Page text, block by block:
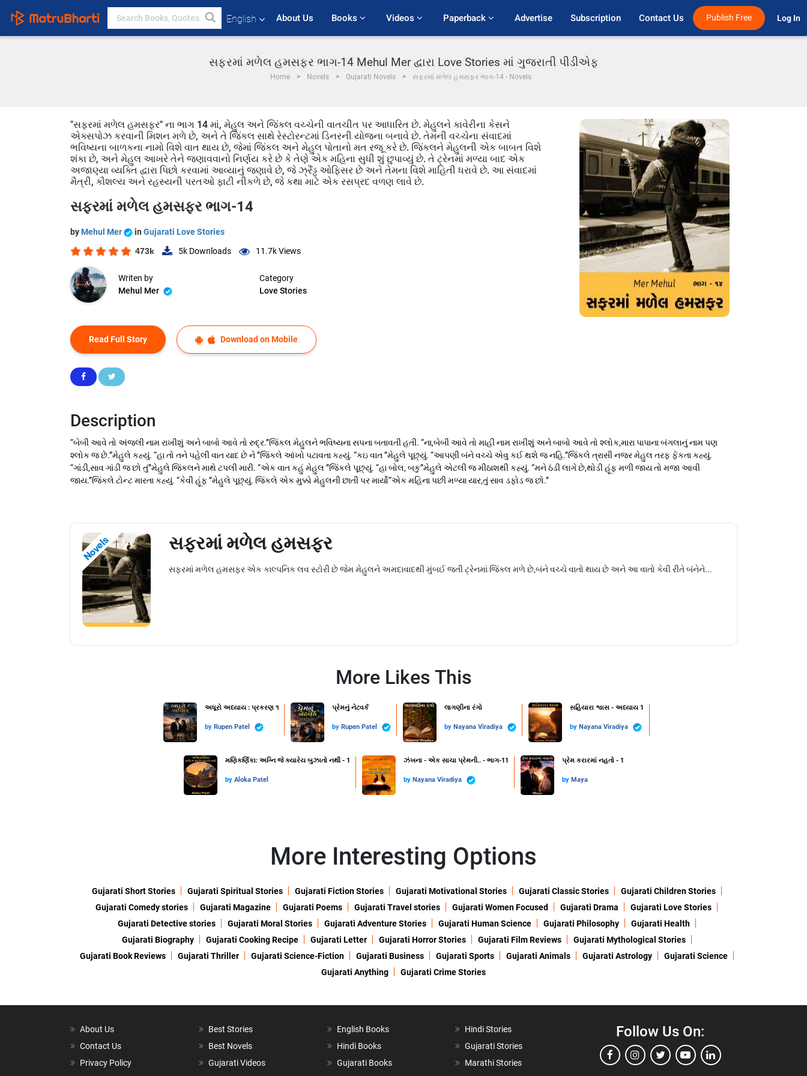
English About Us Books Videos Paperback Advertise Subscription Contact Us Publish Free Log In
સફરમાં મળેલ હમસફર ભાગ-14 Mehul Mer દ્વારા Love Stories માં ગુજરાતી પીડીએફ
Home Novels Gujarati Novels સફરમાં મળેલ હમસફર ભાગ-14 - Novels
"સફરમાં મળેલ હમસફર" ના ભાગ 14 માં, મેહુલ અને જિંકલ વચ્ચેની વાતચીત પર આધારિત છે. મેહુલને કાવેરીના કેસને
એક્સપોઝ કરવાની મિશન મળે છે, અને તે જિંકલ સાથે રેસ્ટોરન્ટમાં ડિનરની યોજના બનાવે છે. તેમની વચ્ચેના સંવાદમાં
ભવિષ્યના બાળકના નામો વિશે વાત થાય છે, જેમાં જિંકલ અને મેહુલ પોતાનો મત રજૂ કરે છે. જિંકલને મેહુલની એક બાબત વિશે
શંકા છે, અને મેહુલ આખરે તેને જણાવવાનો નિર્ણય કરે છે કે તેણે એક મહિના સુધી શું છુપાવ્યું છે. તે ટ્રેનમાં મળ્યા બાદ એક
અજાણ્યા વ્યક્તિ દ્વારા પિછો કરવામાં આવ્યાનું જણાવે છે, જે ઝ્રૈંડ્ઢ ઓફિસર છે અને તેમના વિશે માહિતી ધરાવે છે. આ સંવાદમાં
મૈત્રી, કૌશલ્ય અને રહસ્યની પરતઓ ફાટી નીકળે છે, જે કથા માટે એક રસપ્રદ વળણ લાવે છે.
સફરમાં મળેલ હમસફર ભાગ-14
by Mehul Mer in Gujarati Love Stories
473k 5k Downloads 11.7kViews
Writen by
Mehul Mer
Category
Love Stories
Read Full Story Download on Mobile
Description
“બેબી આવે તો અંજલી નામ રાખીશું અને બાબો આવે તો રુદ્ર.”જિંકલ મેહુલને ભવિષ્યના સપના બતાવતી હતી. “ના,બેબી આવે તો માહી નામ રાખીશું અને બાબો આવે તો શ્લોક,મારા પાપાના બંગલાનું નામ પણ
શ્લોક જ છે.”મેહુલે કહ્યું. “હા તો તને પહેલી વાત યાદ છે ને ”જિંકલે આંખો પટાવતા કહ્યું. “કઇ વાત ”મેહુલે પૂછ્યું. “આપણી બંને વચ્ચે એવુ કઈ થશે જ નહિ.”જિંકલે ત્રાસી નજર મેહુલ તરફ ફેંકતા કહ્યું.
“ગાંડી,સાવ ગાંડી જ છો તું”મેહુલે જિંકલને માથે ટપલી મારી. “એક વાત કહું મેહુલ ”જિંકલે પૂછ્યું. “હા બોલ, બકુ”મેહુલે એટલી જ મીઠાશથી કહ્યું. “મને ઠંડી લાગે છે,થોડી હૂંફ મળી જાય તો મજા આવી
જાય.”જિંકલે ટોન્ટ મારતા કહ્યું. “કેવી હૂંફ ”મેહુલે પૂછ્યું. જિંકલે એક મુક્કો મેહુલની છાતી પર માર્યો“એક મહિના પછી મળ્યા યાર,તું સાવ ડફોડ જ છો.”
Novels સફરમાં મળેલ હમસફર
સફરમાં મળેલ હમસફર એક કાલ્પનિક લવ સ્ટોરી છે જેમ મેહુલને અમદાવાદથી મુંબઈ જતી ટ્રેનમાં જિંક્લ મળે છે,બંને વચ્ચે વાતો થાય છે અને આ વાતો કેવી રીતે બંનેને...
More Likes This
અધૂરો અધ્યાય : પ્રકરણ ૧
by Rupen Patel
પ્રેમનું નેટવર્ક
by Rupen Patel
લાગણીના રંગો
by Nayana Viradiya
સહિયારા શ્વાસ - અધ્યાય 1
by Nayana Viradiya
મણિકર્ણિકા: અગ્નિ જે ક્યારેય બુઝાતો નથી - 1
by Aloka Patel
ઝંખના - એક સાચા પ્રેમની.. - ભાગ-11
by Nayana Viradiya
પ્રેમ કરારમાં નહતો - 1
by Maya
More Interesting Options
Gujarati Short Stories Gujarati Spiritual Stories Gujarati Fiction Stories Gujarati Motivational Stories Gujarati Classic Stories
Gujarati Children Stories
Gujarati Comedy stories
Gujarati Magazine Gujarati Poems Gujarati Travel stories Gujarati Women Focused Gujarati Drama
Gujarati Love Stories
Gujarati Detective stories
Gujarati Moral Stories Gujarati Adventure Stories Gujarati Human Science Gujarati Philosophy
Gujarati Health
Gujarati Biography
Gujarati Cooking Recipe Gujarati Letter Gujarati Horror Stories Gujarati Film Reviews
Gujarati Mythological Stories
Gujarati Book Reviews
Gujarati Thriller Gujarati Science-Fiction Gujarati Business Gujarati Sports Gujarati Animals Gujarati Astrology
Gujarati Science
Gujarati Anything
Gujarati Crime Stories
About Us
Contact Us
Privacy Policy
Best Stories
Best Novels
Gujarati Videos
English Books
Hindi Books
Gujarati Books
Hindi Stories
Gujarati Stories
Marathi Stories
Follow Us On: